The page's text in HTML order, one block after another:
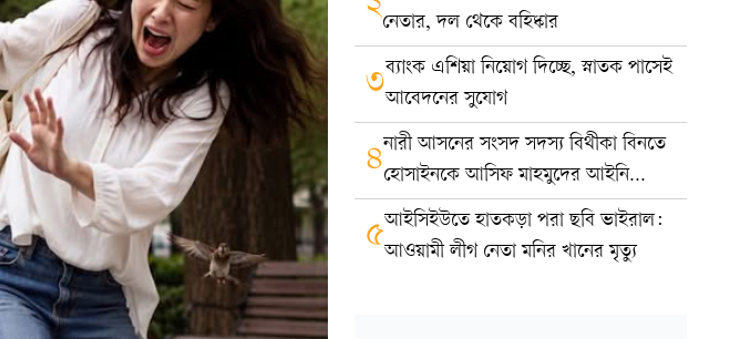
২নেতার, দল থেকে বহিষ্কার
৩ব্যাংক এশিয়া নিয়োগ দিচ্ছে, স্নাতক পাসেই
আবেদনের সুযোগ
৪নারী আসনের সংসদ সদস্য বিথীকা বিনতে
হোসাইনকে আসিফ মাহমুদের আইনি
নোটিশ
৫আইসিইউতে হাতকড়া পরা ছবি ভাইরাল:
আওয়ামী লীগ নেতা মনির খানের মৃত্যু